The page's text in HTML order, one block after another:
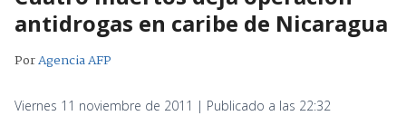
antidrogas en caribe de Nicaragua
PorAgencia AFP
Viernes 11 noviembre de 2011 | Publicado a las 22:32